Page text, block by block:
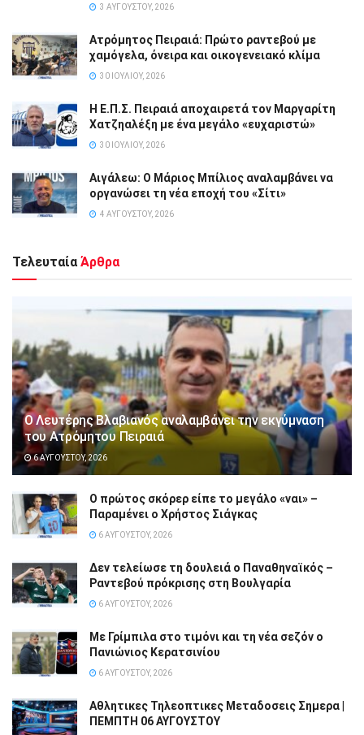
3 ΑΥΓΟΎΣΤΟΥ, 2026
Ατρόμητος Πειραιά: Πρώτο ραντεβού με
χαμόγελα, όνειρα και οικογενειακό κλίμα
30 ΙΟΥΛΊΟΥ, 2026
Η Ε.Π.Σ. Πειραιά αποχαιρετά τον Μαργαρίτη
Χατζηαλέξη με ένα μεγάλο «ευχαριστώ»
30 ΙΟΥΛΊΟΥ, 2026
Αιγάλεω: Ο Μάριος Μπίλιος αναλαμβάνει να
οργανώσει τη νέα εποχή του «Σίτι»
4 ΑΥΓΟΎΣΤΟΥ, 2026
Τελευταία Άρθρα
Ο Λευτέρης Βλαβιανός αναλαμβάνει την εκγύμναση
του Ατρόμητου Πειραιά
6 ΑΥΓΟΎΣΤΟΥ, 2026
Ο πρώτος σκόρερ είπε το μεγάλο «ναι» –
Παραμένει ο Χρήστος Σιάγκας
6 ΑΥΓΟΎΣΤΟΥ, 2026
Δεν τελείωσε τη δουλειά ο Παναθηναϊκός –
Ραντεβού πρόκρισης στη Βουλγαρία
6 ΑΥΓΟΎΣΤΟΥ, 2026
Με Γρίμπιλα στο τιμόνι και τη νέα σεζόν ο
Πανιώνιος Κερατσινίου
6 ΑΥΓΟΎΣΤΟΥ, 2026
Αθλητικες Τηλεοπτικες Μεταδοσεις Σημερα |
ΠΕΜΠΤΗ 06 ΑΥΓΟΥΣΤΟΥ